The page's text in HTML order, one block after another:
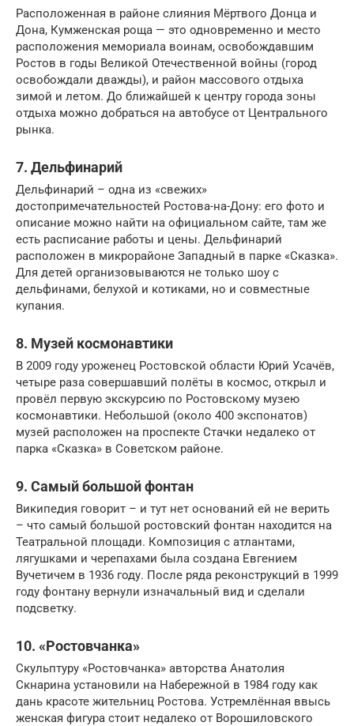
Расположенная в районе слияния Мёртвого Донца и
Дона, Кумженская роща — это одновременно и место
расположения мемориала воинам, освобождавшим
Ростов в годы Великой Отечественной войны (город
освобождали дважды), и район массового отдыха
зимой и летом. До ближайшей к центру города зоны
отдыха можно добраться на автобусе от Центрального
рынка.
7. Дельфинарий
Дельфинарий – одна из «свежих»
достопримечательностей Ростова-на-Дону: его фото и
описание можно найти на официальном сайте, там же
есть расписание работы и цены. Дельфинарий
расположен в микрорайоне Западный в парке «Сказка».
Для детей организовываются не только шоу с
дельфинами, белухой и котиками, но и совместные
купания.
8. Музей космонавтики
В 2009 году уроженец Ростовской области Юрий Усачёв,
четыре раза совершавший полёты в космос, открыл и
провёл первую экскурсию по Ростовскому музею
космонавтики. Небольшой (около 400 экспонатов)
музей расположен на проспекте Стачки недалеко от
парка «Сказка» в Советском районе.
9. Самый большой фонтан
Википедия говорит – и тут нет оснований ей не верить
– что самый большой ростовский фонтан находится на
Театральной площади. Композиция с атлантами,
лягушками и черепахами была создана Евгением
Вучетичем в 1936 году. После ряда реконструкций в 1999
году фонтану вернули изначальный вид и сделали
подсветку.
10. «Ростовчанка»
Скульптуру «Ростовчанка» авторства Анатолия
Скнарина установили на Набережной в 1984 году как
дань красоте жительниц Ростова. Устремлённая ввысь
женская фигура стоит недалеко от Ворошиловского